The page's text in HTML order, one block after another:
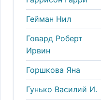
Гейман Нил
Говард Роберт
Ирвин
Горшкова Яна
Гунько Василий И.